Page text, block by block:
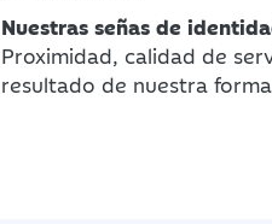
Nuestras señas de
Proximidad, calidad de
resultado de nuestra